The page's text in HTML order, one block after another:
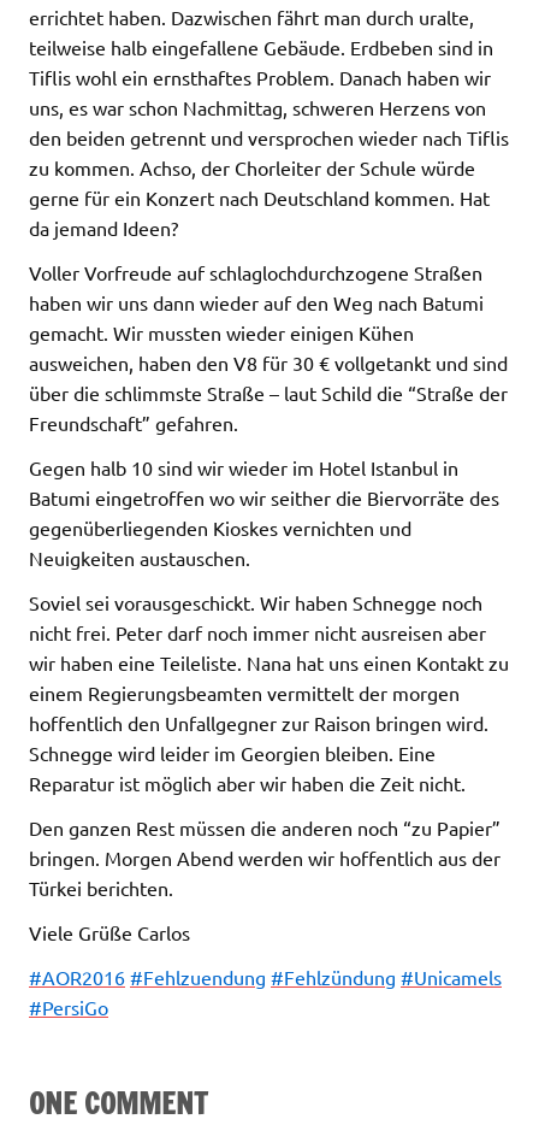
errichtet haben. Dazwischen fährt man durch uralte,
teilweise halb eingefallene Gebäude. Erdbeben sind in
Tiflis wohl ein ernsthaftes Problem. Danach haben wir
uns, es war schon Nachmittag, schweren Herzens von
den beiden getrennt und versprochen wieder nach Tiflis
zu kommen. Achso, der Chorleiter der Schule würde
gerne für ein Konzert nach Deutschland kommen. Hat
da jemand Ideen?
Voller Vorfreude auf schlaglochdurchzogene Straßen
haben wir uns dann wieder auf den Weg nach Batumi
gemacht. Wir mussten wieder einigen Kühen
ausweichen, haben den V8 für 30 € vollgetankt und sind
über die schlimmste Straße – laut Schild die “Straße der
Freundschaft” gefahren.
Gegen halb 10 sind wir wieder im Hotel Istanbul in
Batumi eingetroffen wo wir seither die Biervorräte des
gegenüberliegenden Kioskes vernichten und
Neuigkeiten austauschen.
Soviel sei vorausgeschickt. Wir haben Schnegge noch
nicht frei. Peter darf noch immer nicht ausreisen aber
wir haben eine Teileliste. Nana hat uns einen Kontakt zu
einem Regierungsbeamten vermittelt der morgen
hoffentlich den Unfallgegner zur Raison bringen wird.
Schnegge wird leider im Georgien bleiben. Eine
Reparatur ist möglich aber wir haben die Zeit nicht.
Den ganzen Rest müssen die anderen noch “zu Papier”
bringen. Morgen Abend werden wir hoffentlich aus der
Türkei berichten.
Viele Grüße Carlos
‪#‎AOR2016‬ ‪#‎Fehlzuendung‬ ‪#‎Fehlzündung‬ ‪#‎Unicamels‬
‪#‎PersiGo‬
ONE COMMENT